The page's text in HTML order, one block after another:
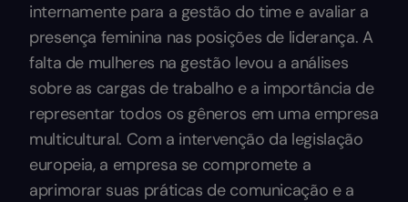
internamente para a gestão do time e avaliar a
presença feminina nas posições de liderança. A
falta de mulheres na gestão levou a análises
sobre as cargas de trabalho e a importância de
representar todos os gêneros em uma empresa
multicultural. Com a intervenção da legislação
europeia, a empresa se compromete a
aprimorar suas práticas de comunicação e a